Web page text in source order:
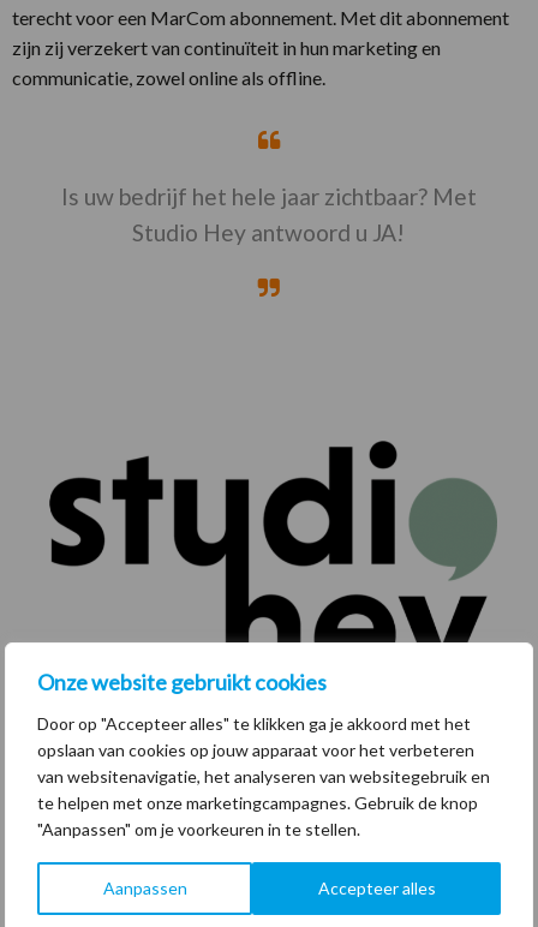
Onze website gebruikt cookies
Door op "Accepteer alles" te klikken ga je akkoord met het
opslaan van cookies op jouw apparaat voor het verbeteren
van websitenavigatie, het analyseren van websitegebruik en
te helpen met onze marketingcampagnes. Gebruik de knop
"Aanpassen" om je voorkeuren in te stellen.
Aanpassen Accepteer alles
terecht voor een MarCom abonnement. Met dit abonnement
zijn zij verzekert van continuïteit in hun marketing en
communicatie, zowel online als offline.
Is uw bedrijf het hele jaar zichtbaar? Met
Studio Hey antwoord u JA!
Bedrijfswebsite